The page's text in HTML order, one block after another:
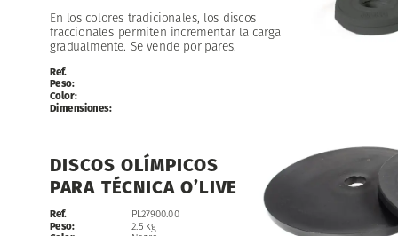
En los colores tradicionales, los discos
fraccionales permiten incrementar la carga
gradualmente. Se vende por pares.
Ref.
Peso:
Color:
Dimensiones:
DISCOS OLÍMPICOS
PARA TÉCNICA O’LIVE
Ref.
Peso:
PL27900.00
2.5 kg